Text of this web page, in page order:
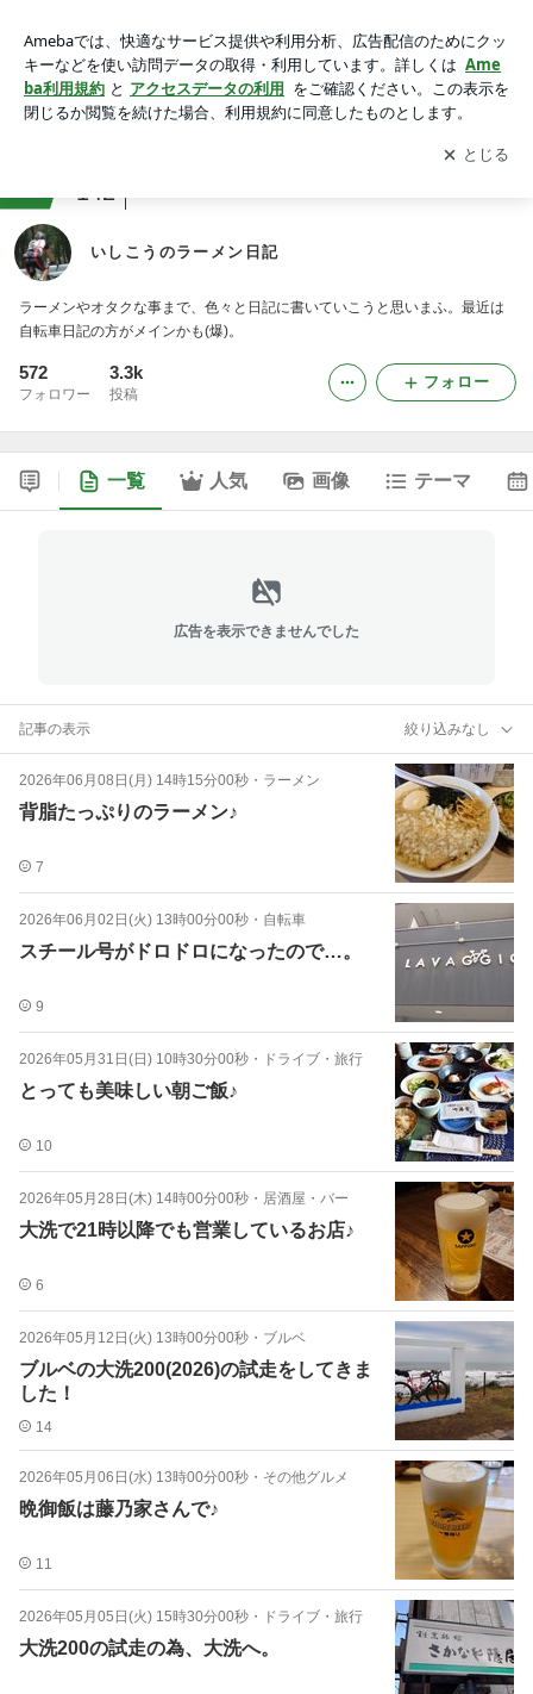
アプリをダウンロードして ブログの更新通知
を受け取りまし
ょう。
開く
142
いしこうのラーメン日記
ラーメンやオタクな事まで、色々と日記に書いていこうと思いまふ。最近は
自転車日記の方がメインかも(爆)。
572
フォロワー
3.3k
投稿
フォロー
一覧 人気 画像 テーマ
広告を表示できませんでした
記事の表示 絞り込みなし
2026年06月08日(月) 14時15分00秒 ・ ラーメン
背脂たっぷりのラーメン♪
7
2026年06月02日(火) 13時00分00秒 ・ 自転車
スチール号がドロドロになったので…。
9
2026年05月31日(日) 10時30分00秒 ・ ドライブ・旅行
とっても美味しい朝ご飯♪
10
2026年05月28日(木) 14時00分00秒 ・ 居酒屋・バー
大洗で21時以降でも営業しているお店♪
6
2026年05月12日(火) 13時00分00秒 ・ ブルベ
ブルベの大洗200(2026)の試走をしてきま
した！
14
2026年05月06日(水) 13時00分00秒 ・ その他グルメ
晩御飯は藤乃家さんで♪
11
2026年05月05日(火) 15時30分00秒 ・ ドライブ・旅行
大洗200の試走の為、大洗へ。